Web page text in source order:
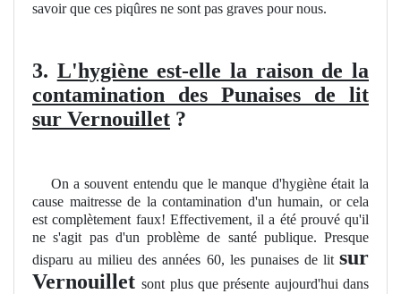
savoir que ces piqûres ne sont pas graves pour nous.
3. L'hygiène est-elle la raison de la
contamination des Punaises de lit
sur Vernouillet ?
On a souvent entendu que le manque d'hygiène était la
cause maitresse de la contamination d'un humain, or cela
est complètement faux! Effectivement, il a été prouvé qu'il
ne s'agit pas d'un problème de santé publique. Presque
disparu au milieu des années 60, les punaises de lit sur
Vernouilletsont plus que présente aujourd'hui dans